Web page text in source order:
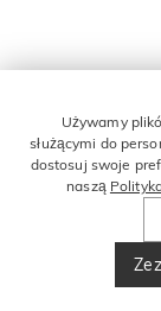
Używamy
służącymi do
dostosuj swoje
naszą